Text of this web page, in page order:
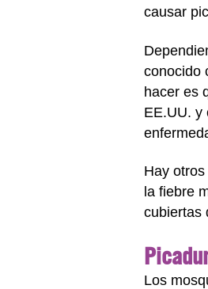
causar
conocido
hacer es
EE.UU. y
Hay
la fiebre
cubiertas
Los